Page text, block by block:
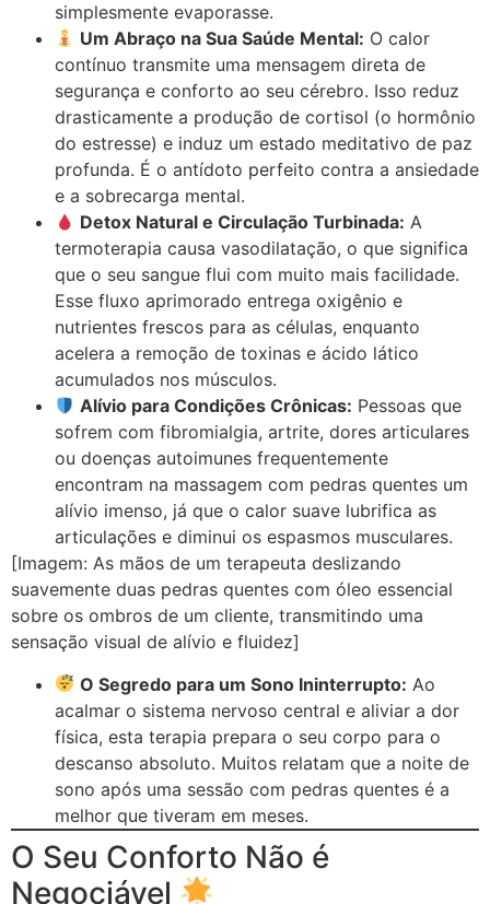
simplesmente evaporasse.
Um Abraço na Sua Saúde Mental: O calor
contínuo transmite uma mensagem direta de
segurança e conforto ao seu cérebro. Isso reduz
drasticamente a produção de cortisol (o hormônio
do estresse) e induz um estado meditativo de paz
profunda. É o antídoto perfeito contra a ansiedade
e a sobrecarga mental.
Detox Natural e Circulação Turbinada: A
termoterapia causa vasodilatação, o que significa
que o seu sangue flui com muito mais facilidade.
Esse fluxo aprimorado entrega oxigênio e
nutrientes frescos para as células, enquanto
acelera a remoção de toxinas e ácido lático
acumulados nos músculos.
Alívio para Condições Crônicas: Pessoas que
sofrem com fibromialgia, artrite, dores articulares
ou doenças autoimunes frequentemente
encontram na massagem com pedras quentes um
alívio imenso, já que o calor suave lubrifica as
articulações e diminui os espasmos musculares.
[Imagem: As mãos de um terapeuta deslizando
suavemente duas pedras quentes com óleo essencial
sobre os ombros de um cliente, transmitindo uma
sensação visual de alívio e fluidez]
O Segredo para um Sono Ininterrupto: Ao
acalmar o sistema nervoso central e aliviar a dor
física, esta terapia prepara o seu corpo para o
descanso absoluto. Muitos relatam que a noite de
sono após uma sessão com pedras quentes é a
melhor que tiveram em meses.
O Seu Conforto Não é
Negociável